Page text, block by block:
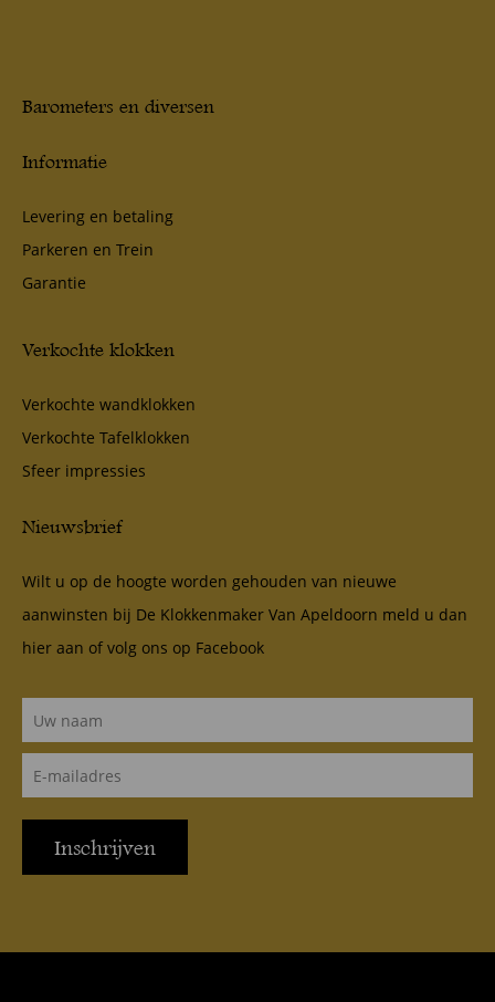
Barometers en diversen
Informatie
Levering en betaling
Parkeren en Trein
Garantie
Verkochte klokken
Verkochte wandklokken
Verkochte Tafelklokken
Sfeer impressies
Nieuwsbrief
Wilt u op de hoogte worden gehouden van nieuwe
aanwinsten bij De Klokkenmaker Van Apeldoorn meld u dan
hier aan of volg ons op Facebook
Inschrijven